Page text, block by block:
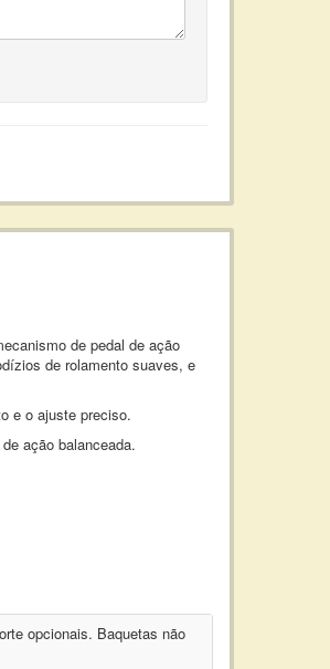
de pedal de ação
de rolamento suaves, e
e o ajuste preciso.
ação balanceada.
opcionais. Baquetas não